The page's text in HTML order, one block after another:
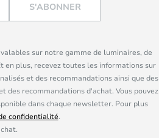
S'ABONNER
sur notre gamme de luminaires, de
en plus, recevez toutes les informations sur
et des recommandations ainsi que des
des recommandations d'achat. Vous pouvez
dans chaque newsletter. Pour plus
confidentialité.